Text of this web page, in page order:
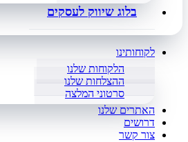
בלוג שיווק לעסקים
לקוחותינו
הלקוחות שלנו
ההצלחות שלנו
סרטוני המלצה
האתרים שלנו
דרושים
צור קשר